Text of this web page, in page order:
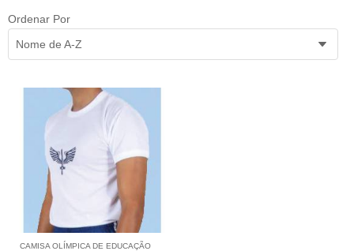
Ordenar Por
Nome de A-Z
CAMISA OLÍMPICA DE EDUCAÇÃO